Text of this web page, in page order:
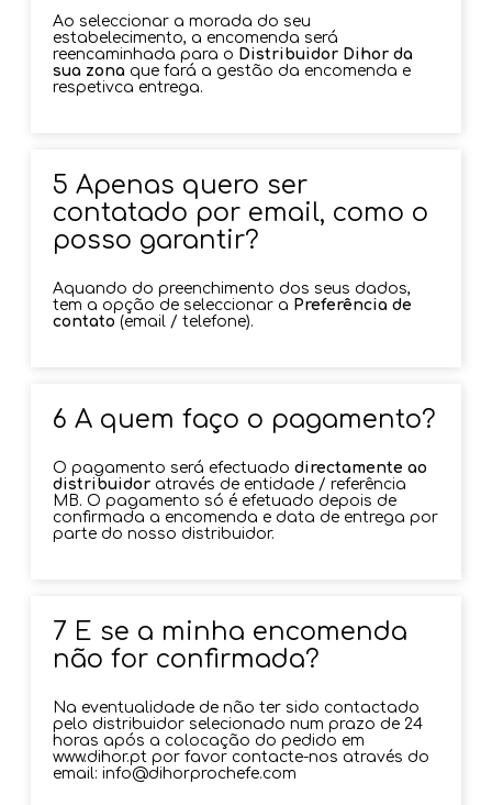
Ao seleccionar a morada do seu
estabelecimento, a encomenda será
reencaminhada para o Distribuidor Dihor da
sua zona que fará a gestão da encomenda e
respetivca entrega.
5 Apenas quero ser
contatado por email, como o
posso garantir?
Aquando do preenchimento dos seus dados,
tem a opção de seleccionar a Preferência de
contato (email / telefone).
6 A quem faço o pagamento?
O pagamento será efectuadodirectamente ao
distribuidor através de entidade / referência
MB. O pagamento só é efetuado depois de
confirmada a encomenda e data de entrega por
parte do nosso distribuidor.
7 E se a minha encomenda
não for confirmada?
Na eventualidade de não ter sido contactado
pelo distribuidor selecionado num prazo de 24
horas após a colocação do pedido em
www.dihor.pt por favor contacte-nos através do
email: info@dihorprochefe.com